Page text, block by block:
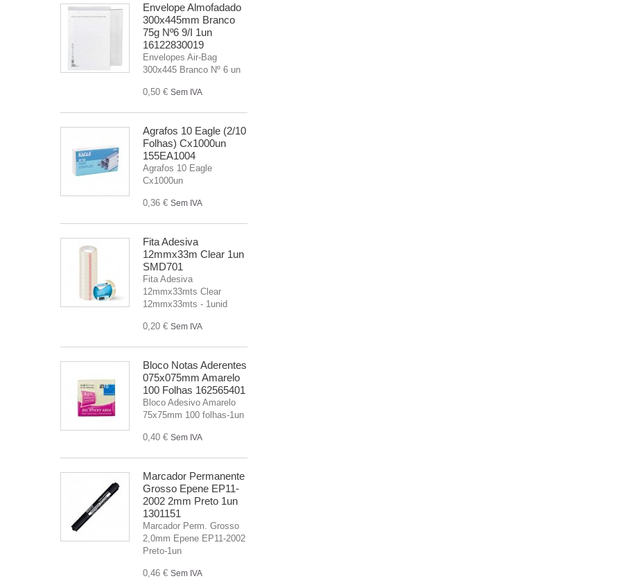
Envelope Almofadado
300x445mm Branco
75g Nº6 9/I 1un
16122830019
Envelopes Air-Bag
300x445 Branco Nº 6 un
0,50 € Sem IVA
Agrafos 10 Eagle (2/10
Folhas) Cx1000un
155EA1004
Agrafos 10 Eagle
Cx1000un
0,36 € Sem IVA
Fita Adesiva
12mmx33m Clear 1un
SMD701
Fita Adesiva
12mmx33mts Clear
12mmx33mts - 1unid
0,20 € Sem IVA
Bloco Notas Aderentes
075x075mm Amarelo
100 Folhas 162565401
Bloco Adesivo Amarelo
75x75mm 100 folhas-1un
0,40 € Sem IVA
Marcador Permanente
Grosso Epene EP11-
2002 2mm Preto 1un
1301151
Marcador Perm. Grosso
2,0mm Epene EP11-2002
Preto-1un
0,46 € Sem IVA